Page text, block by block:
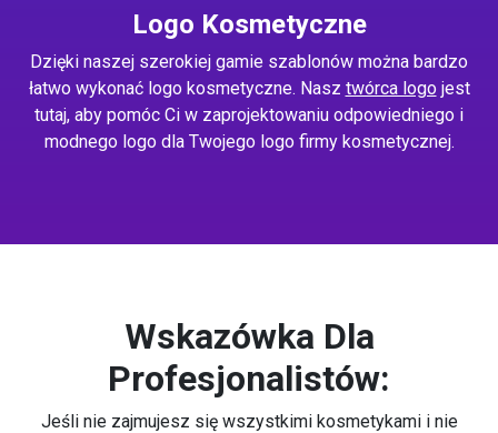
Logo Kosmetyczne
Dzięki naszej szerokiej gamie szablonów można bardzo
łatwo wykonać logo kosmetyczne. Nasz twórca logojest
tutaj, aby pomóc Ci w zaprojektowaniu odpowiedniego i
modnego logo dla Twojego logo firmy kosmetycznej.
Wskazówka Dla
Profesjonalistów:
Jeśli nie zajmujesz się wszystkimi kosmetykami i nie